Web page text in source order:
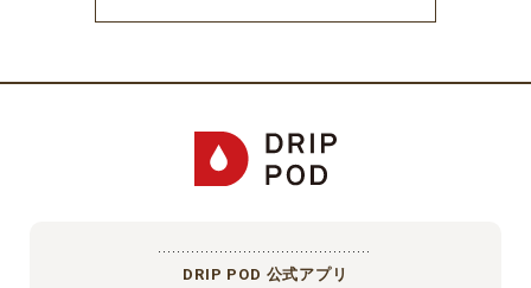
DRIP POD 公式アプリ